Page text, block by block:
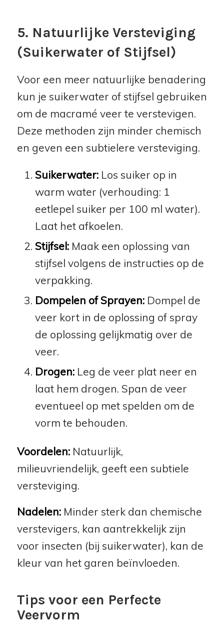
5. Natuurlijke Versteviging
(Suikerwater of Stijfsel)
Voor een meer natuurlijke benadering
kun je suikerwater of stijfsel gebruiken
om de macramé veer te verstevigen.
Deze methoden zijn minder chemisch
en geven een subtielere versteviging.
Suikerwater:Los suiker op in
warm water (verhouding: 1
eetlepel suiker per 100 ml water).
Laat het afkoelen.
Stijfsel:Maak een oplossing van
stijfsel volgens de instructies op de
verpakking.
Dompelen of Sprayen:Dompel de
veer kort in de oplossing of spray
de oplossing gelijkmatig over de
veer.
Drogen:Leg de veer plat neer en
laat hem drogen. Span de veer
eventueel op met spelden om de
vorm te behouden.
Voordelen:Natuurlijk,
milieuvriendelijk, geeft een subtiele
versteviging.
Nadelen:Minder sterk dan chemische
verstevigers, kan aantrekkelijk zijn
voor insecten (bij suikerwater), kan de
kleur van het garen beïnvloeden.
Tips voor een Perfecte
Veervorm